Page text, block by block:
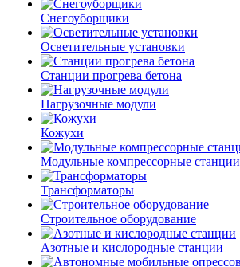
Снегоуборщики
Осветительные установки
Станции прогрева бетона
Нагрузочные модули
Кожухи
Модульные компрессорные станции
Трансформаторы
Строительное оборудование
Азотные и кислородные станции